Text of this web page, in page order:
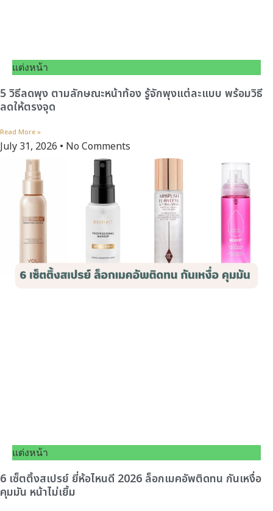
แต่งหน้า
5 วิธีลดพุง ตามลักษณะหน้าท้อง รู้จักพุงแต่ละแบบ พร้อมวิธี
ลดให้ตรงจุด
Read More »
July 31, 2026 No Comments
แต่งหน้า
6 เซ็ตติ้งสเปรย์ ยี่ห้อไหนดี 2026 ล็อกเมคอัพติดทน กันเหงื่อ
คุมมัน หน้าไม่เยิ้ม